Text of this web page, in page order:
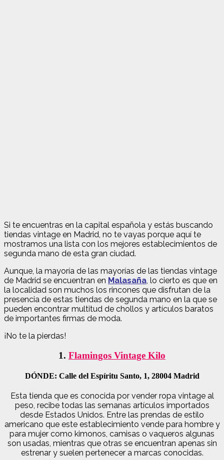
Si te encuentras en la capital española y estás buscando
tiendas vintage en Madrid, no te vayas porque aquí te
mostramos una lista con los mejores establecimientos de
segunda mano de esta gran ciudad.
Aunque, la mayoría de las mayorías de las tiendas vintage
de Madrid se encuentran en Malasaña, lo cierto es que en
la localidad son muchos los rincones que disfrutan de la
presencia de estas tiendas de segunda mano en la que se
pueden encontrar multitud de chollos y artículos baratos
de importantes firmas de moda.
¡No te la pierdas!
1. Flamingos Vintage Kilo
DÓNDE: Calle del Espíritu Santo, 1, 28004 Madrid
Esta tienda que es conocida por vender ropa vintage al
peso, recibe todas las semanas artículos importados
desde Estados Unidos. Entre las prendas de estilo
americano que este establecimiento vende para hombre y
para mujer como kimonos, camisas o vaqueros algunas
son usadas, mientras que otras se encuentran apenas sin
estrenar y suelen pertenecer a marcas conocidas.